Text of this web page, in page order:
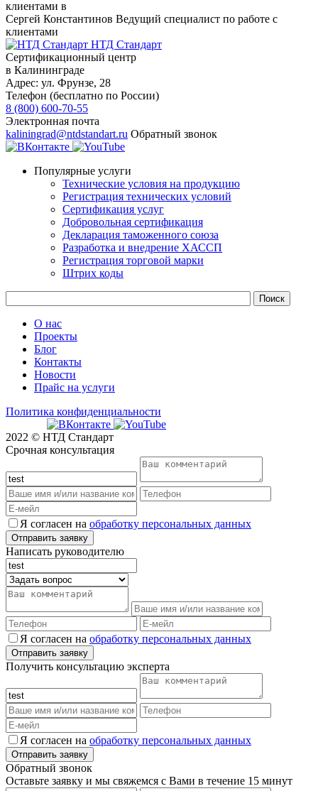
Сергей Константинов Ведущий специалист по работе с
клиентами
НТД Стандарт
Сертификационный центр
в Калининграде
Адрес: ул. Фрунзе, 28
Телефон (бесплатно по России)
8 (800) 600-70-55
Электронная почта
kaliningrad@ntdstandart.ru Обратный звонок
Популярные услуги
Технические условия на продукцию
Регистрация технических условий
Сертификация услуг
Добровольная сертификация
Декларация таможенного союза
Разработка и внедрение ХАССП
Регистрация торговой марки
Штрих коды
О нас
Проекты
Блог
Контакты
Новости
Прайс на услуги
Политика конфиденциальности
2022 © НТД Стандарт
Срочная консультация
Я согласен на обработку персональных данных
Написать руководителю
Я согласен на обработку персональных данных
Получить консультацию эксперта
Я согласен на обработку персональных данных
Обратный звонок
Оставьте заявку и мы свяжемся с Вами в течение 15 минут